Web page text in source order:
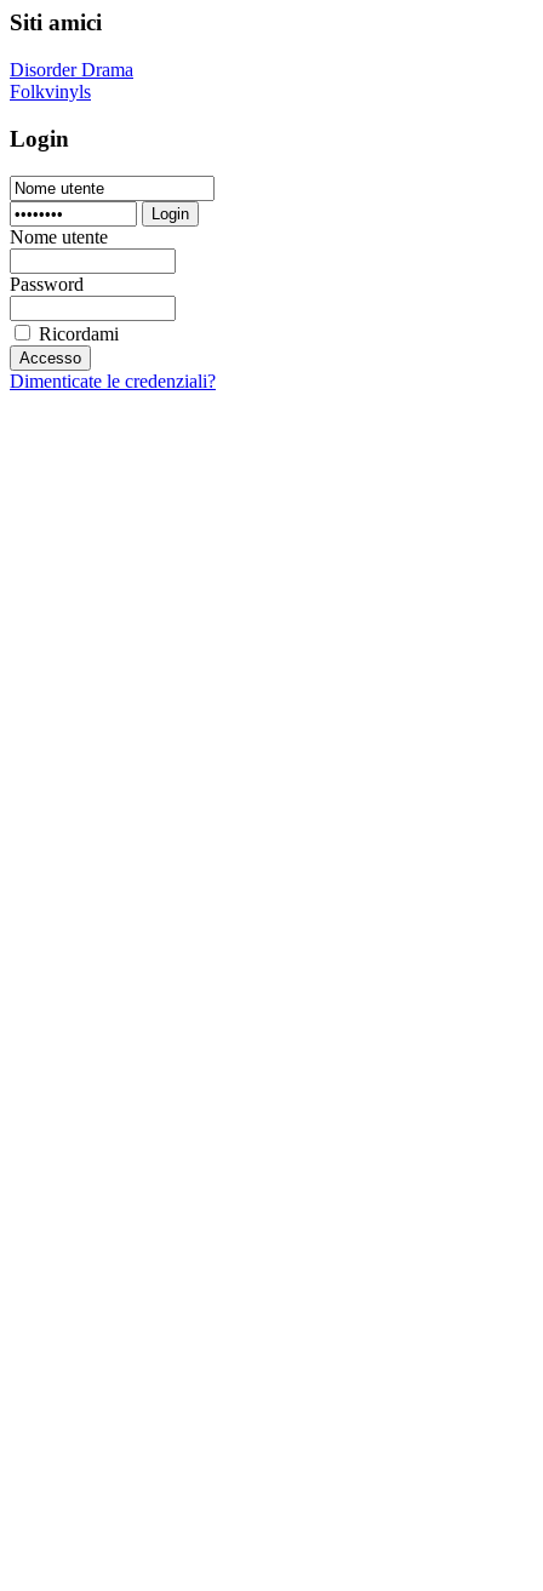
Siti amici
Disorder Drama
Folkvinyls
Login
Login
Nome utente
Password
Ricordami
Dimenticate le credenziali?